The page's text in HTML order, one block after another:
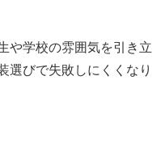
や学校の雰囲気を引き立
選びで失敗しにくくなり